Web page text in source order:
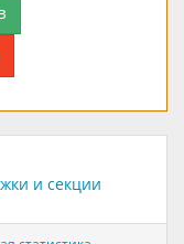
и секции